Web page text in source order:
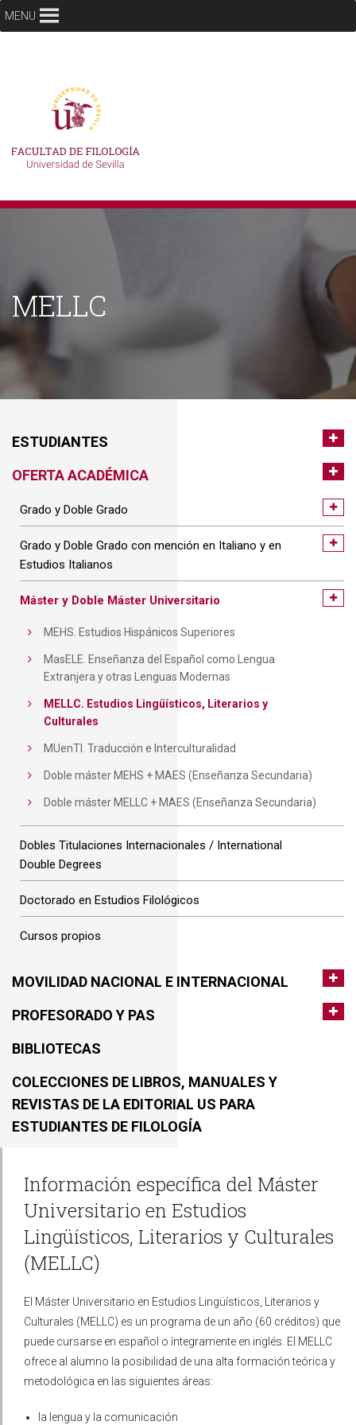
MENU
MELLC
ESTUDIANTES
OFERTA ACADÉMICA
Grado y Doble Grado
Grado y Doble Grado con mención en Italiano y en
Estudios Italianos
Máster y Doble Máster Universitario
MEHS. Estudios Hispánicos Superiores
MasELE. Enseñanza del Español como Lengua
Extranjera y otras Lenguas Modernas
MELLC. Estudios Lingüísticos, Literarios y
Culturales
MUenTI. Traducción e Interculturalidad
Doble máster MEHS + MAES (Enseñanza Secundaria)
Doble máster MELLC + MAES (Enseñanza Secundaria)
Dobles Titulaciones Internacionales / International
Double Degrees
Doctorado en Estudios Filológicos
Cursos propios
MOVILIDAD NACIONAL E INTERNACIONAL
PROFESORADO Y PAS
BIBLIOTECAS
COLECCIONES DE LIBROS, MANUALES Y
REVISTAS DE LA EDITORIAL US PARA
ESTUDIANTES DE FILOLOGÍA
Información específica del Máster
Universitario en Estudios
Lingüísticos, Literarios y Culturales
(MELLC)
El Máster Universitario en Estudios Lingüísticos, Literarios y
Culturales (MELLC) es un programa de un año (60 créditos) que
puede cursarse en español o íntegramente en inglés. El MELLC
ofrece al alumno la posibilidad de una alta formación teórica y
metodológica en las siguientes áreas:
la lengua y la comunicación